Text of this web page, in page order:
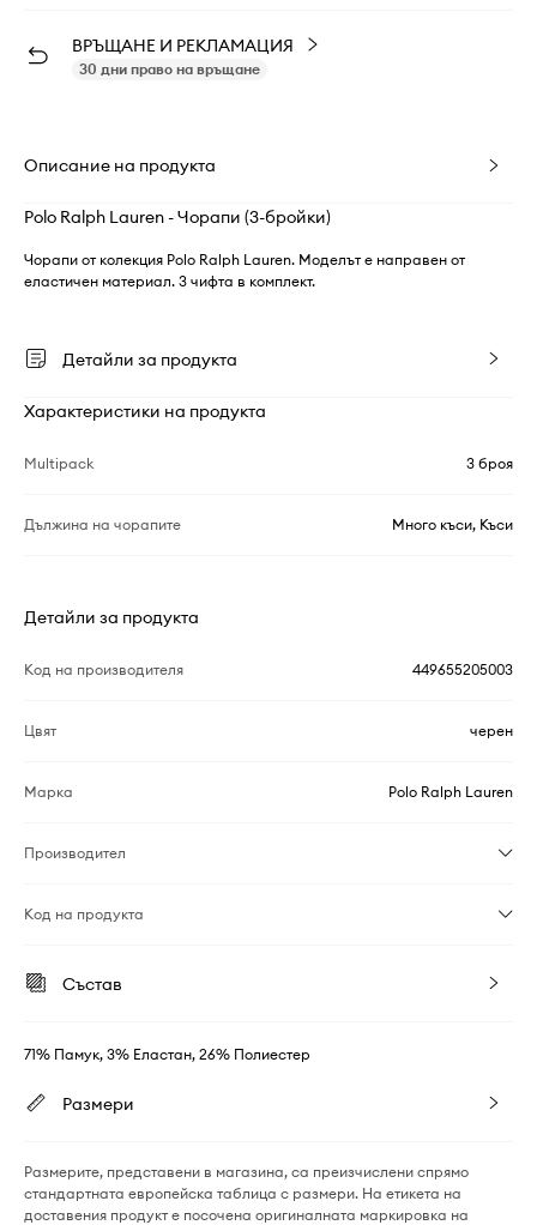
ВРЪЩАНЕ И РЕКЛАМАЦИЯ
30 дни право на връщане
Описание на продукта
Polo Ralph Lauren - Чорапи (3-бройки)
Чорапи от колекция Polo Ralph Lauren. Моделът е направен от
еластичен материал. 3 чифта в комплект.
Детайли за продукта
Характеристики на продукта
Multipack 3 броя
Дължина на чорапите Много къси, Къси
Детайли за продукта
Код на производителя 449655205003
Цвят черен
Марка Polo Ralph Lauren
Производител
Код на продукта
Състав
71% Памук, 3% Еластан, 26% Полиестер
Размери
Размерите, представени в магазина, са преизчислени спрямо
стандартната европейска таблица с размери. На етикета на
доставения продукт е посочена оригиналната маркировка на